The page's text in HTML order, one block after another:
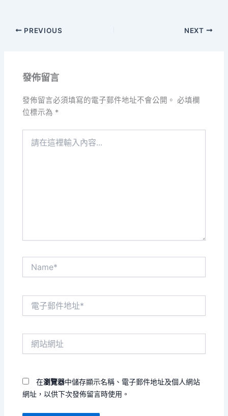
PREVIOUS NEXT
發佈留言
發佈留言必須填寫的電子郵件地址不會公開。 必填欄
位標示為 *
在瀏覽器中儲存顯示名稱、電子郵件地址及個人網站
網址，以供下次發佈留言時使用。